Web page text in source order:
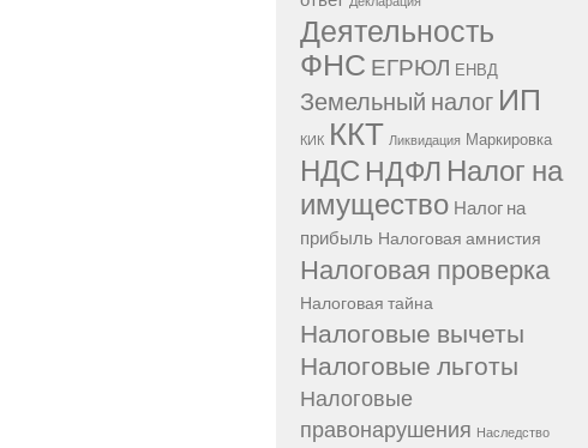
Деятельность
ФНС ЕГРЮЛ ЕНВД
Земельный налог ИП
КИК ККТ Ликвидация Маркировка
НДС НДФЛ Налог на
имущество Налог на
прибыль Налоговая амнистия
Налоговая проверка
Налоговая тайна
Налоговые вычеты
Налоговые льготы
Налоговые
правонарушения Наследство